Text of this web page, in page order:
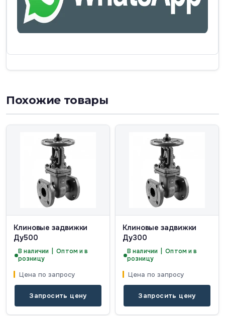
Похожие товары
Клиновые задвижки
Ду500
В наличии | Оптом и в
розницу
Цена по запросу
Запросить цену
Клиновые задвижки
Ду300
В наличии | Оптом и в
розницу
Цена по запросу
Запросить цену